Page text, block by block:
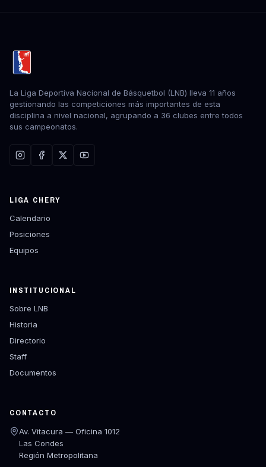
La Liga Deportiva Nacional de Básquetbol (LNB) lleva 11 años
gestionando las competiciones más importantes de esta
disciplina a nivel nacional, agrupando a 36 clubes entre todos
sus campeonatos.
LIGA CHERY
Calendario
Posiciones
Equipos
INSTITUCIONAL
Sobre LNB
Historia
Directorio
Staff
Documentos
CONTACTO
Av. Vitacura — Oficina 1012
Las Condes
Región Metropolitana